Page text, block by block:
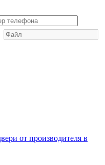
от производителя в